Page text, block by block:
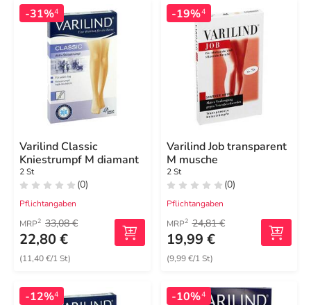
-31%4
Varilind Classic
Kniestrumpf M diamant
2 St
(0)
Pflichtangaben
MRP2 33,08 €
22,80 €
(11,40 €/1 St)
-19%4
Varilind Job transparent
M musche
2 St
(0)
Pflichtangaben
MRP2 24,81 €
19,99 €
(9,99 €/1 St)
-12%4 -10%4